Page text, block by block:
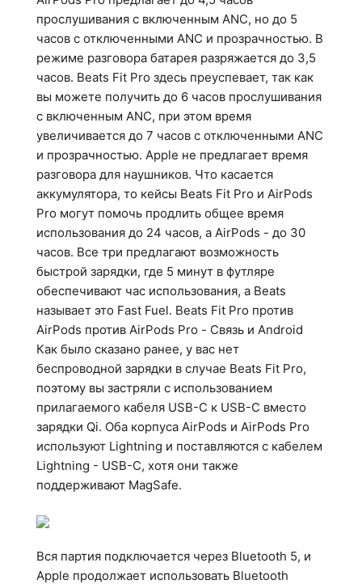
прослушивания с включенным ANC, но до 5
часов с отключенными ANC и прозрачностью. В
режиме разговора батарея разряжается до 3,5
часов. Beats Fit Pro здесь преуспевает, так как
вы можете получить до 6 часов прослушивания
с включенным ANC, при этом время
увеличивается до 7 часов с отключенными ANC
и прозрачностью. Apple не предлагает время
разговора для наушников. Что касается
аккумулятора, то кейсы Beats Fit Pro и AirPods
Pro могут помочь продлить общее время
использования до 24 часов, а AirPods - до 30
часов. Все три предлагают возможность
быстрой зарядки, где 5 минут в футляре
обеспечивают час использования, а Beats
называет это Fast Fuel. Beats Fit Pro против
AirPods против AirPods Pro - Связь и Android
Как было сказано ранее, у вас нет
беспроводной зарядки в случае Beats Fit Pro,
поэтому вы застряли с использованием
прилагаемого кабеля USB-C к USB-C вместо
зарядки Qi. Оба корпуса AirPods и AirPods Pro
используют Lightning и поставляются с кабелем
Lightning - USB-C, хотя они также
поддерживают MagSafe.
Вся партия подключается через Bluetooth 5, и
Apple продолжает использовать Bluetooth